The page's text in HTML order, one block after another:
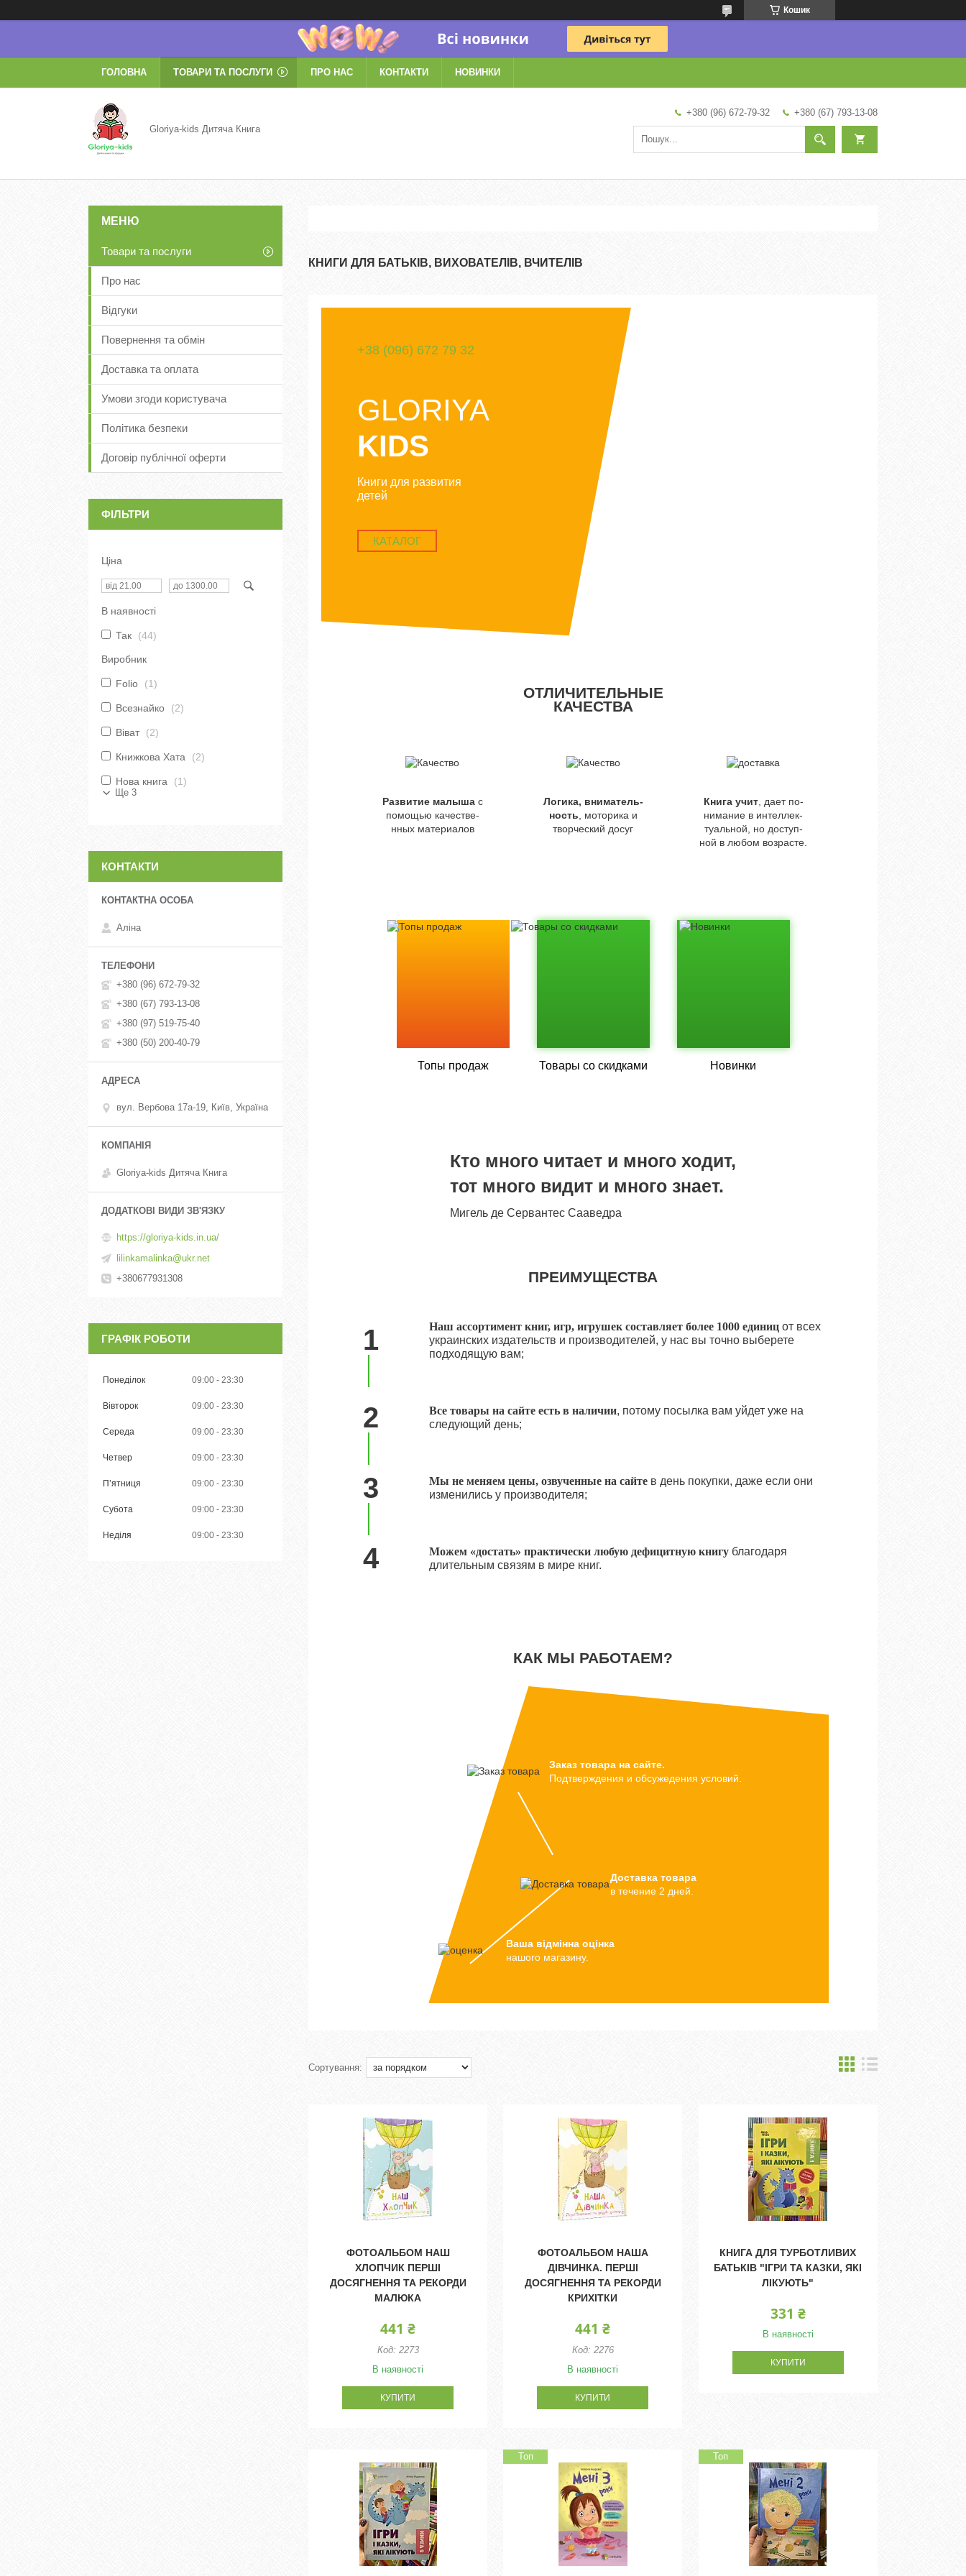
Кошик
ГОЛОВНА ТОВАРИ ТА ПОСЛУГИ ПРО НАС КОНТАКТИ НОВИНКИ
Gloriya-kids Дитяча Книга
+380 (96) 672-79-32 +380 (67) 793-13-08
КНИГИ ДЛЯ БАТЬКІВ, ВИХОВАТЕЛІВ, ВЧИТЕЛІВ
+38 (096) 672 79 32
GLORIYA
KIDS
Книги для развития
детей
КАТАЛОГ
ОТЛИЧИТЕЛЬНЫЕ
КАЧЕСТВА
Развитие малышас
помощью качестве-
нных материалов
Логика, вниматель-
ность , моторика и
творческий досуг
Книга учит, дает по-
нимание в интеллек-
туальной, но доступ-
ной в любом возрасте.
Топы продаж Товары со скидками Новинки
Кто много читает и много ходит,
тот много видит и много знает.
Мигель де Сервантес Сааведра
ПРЕИМУЩЕСТВА
1 Наш ассортимент книг, игр, игрушек составляет более 1000 единиц от всех
украинских издательств и производителей, у нас вы точно выберете
подходящую вам;
2 Все товары на сайте есть в наличии, потому посылка вам уйдет уже на
следующий день;
3 Мы не меняем цены, озвученные на сайте в день покупки, даже если они
изменились у производителя;
4 Можем «достать» практически любую дефицитную книгу благодаря
длительным связям в мире книг.
КАК МЫ РАБОТАЕМ?
Заказ товара на сайте.
Подтверждения и обсужедения условий.
Доставка товара
в течение 2 дней.
Ваша відмінна оцінка
нашого магазину.
ФОТОАЛЬБОМ НАШ
ХЛОПЧИК ПЕРШІ
ДОСЯГНЕННЯ ТА РЕКОРДИ
МАЛЮКА
441 ₴
2273
В наявності
КУПИТИ
ФОТОАЛЬБОМ НАША
ДІВЧИНКА. ПЕРШІ
ДОСЯГНЕННЯ ТА РЕКОРДИ
КРИХІТКИ
441 ₴
2276
В наявності
КУПИТИ
КНИГА ДЛЯ ТУРБОТЛИВИХ
БАТЬКІВ "ІГРИ ТА КАЗКИ, ЯКІ
ЛІКУЮТЬ"
331 ₴
В наявності
КУПИТИ
Топ Топ
Товари та послуги
Про нас
Відгуки
Повернення та обмін
Доставка та оплата
Умови згоди користувача
Політика безпеки
Договір публічної оферти
ФІЛЬТРИ
Ціна
В наявності
Так 44
Виробник
Folio 1
Всезнайко 2
Віват 2
Книжкова Хата 2
Нова книга 1
Ще 3
КОНТАКТИ
Аліна
+380 (96) 672-79-32
+380 (67) 793-13-08
+380 (97) 519-75-40
+380 (50) 200-40-79
вул. Вербова 17а-19, Київ, Україна
Gloriya-kids Дитяча Книга
https://gloriya-kids.in.ua/
lilinkamalinka@ukr.net
+380677931308
ГРАФІК РОБОТИ
Понеділок 09:00 23:30
Вівторок 09:00 23:30
Середа 09:00 23:30
Четвер 09:00 23:30
Пʼятниця 09:00 23:30
Субота 09:00 23:30
Неділя 09:00 23:30